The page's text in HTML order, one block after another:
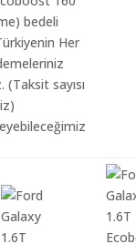
bedeli
Her
sayısı